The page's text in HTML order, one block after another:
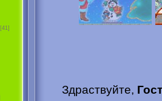
[41]
Здраствуйте,